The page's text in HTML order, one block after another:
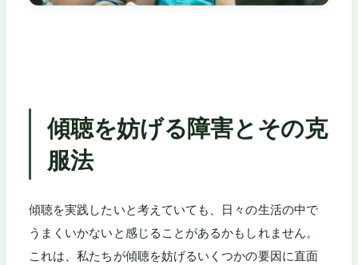
傾聴を妨げる障害とその克
服法
傾聴を実践したいと考えていても、日々の生活の中で
うまくいかないと感じることがあるかもしれません。
これは、私たちが傾聴を妨げるいくつかの要因に直面